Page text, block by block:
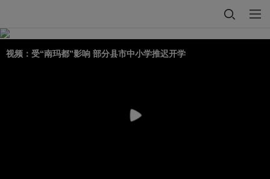
视频：受“南玛都”影响 部分县市中小学推迟开学